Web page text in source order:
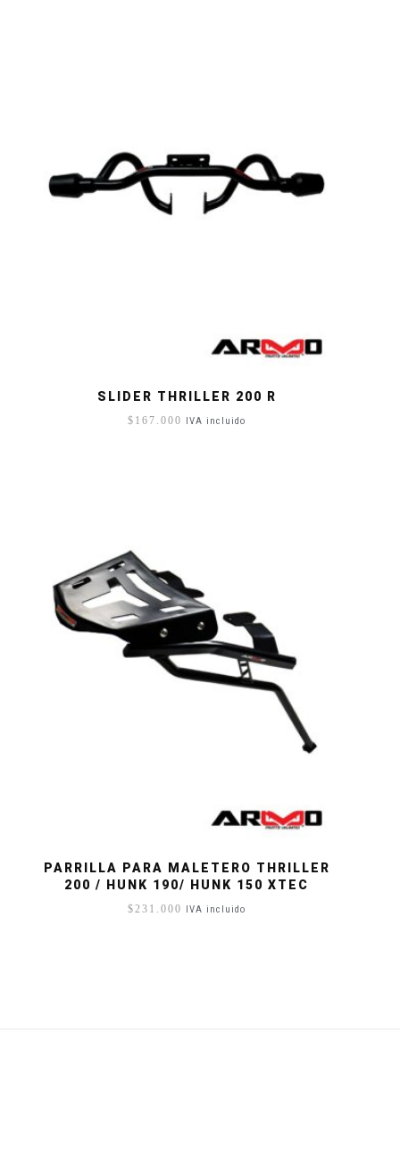
SLIDER THRILLER 200 R
$ 167.000 IVA incluido
PARRILLA PARA MALETERO THRILLER
200 / HUNK 190/ HUNK 150 XTEC
$231.000 IVA incluido